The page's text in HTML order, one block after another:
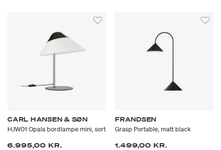
CARL HANSEN & SØN
HJW01 Opala bordlampe mini, sort
6.995,00 KR.
FRANDSEN
Grasp Portable, matt black
1.499,00 KR.